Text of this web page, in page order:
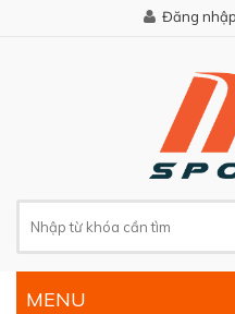
Đăng nhập
MENU